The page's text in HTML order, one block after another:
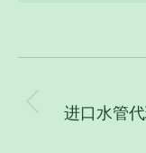
进口水管